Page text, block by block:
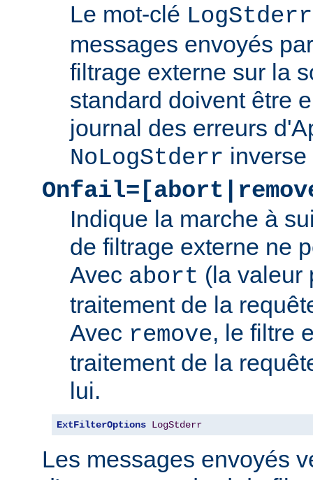
Le mot-clé LogStderr
messages envoyés
filtrage externe sur la
standard doivent être
journal des erreurs
NoLogStderr
Indique la marche à
de filtrage externe ne
Avec abort (la valeur
traitement de la
Avec remove, le filtre
traitement de la
lui.
ExtFilterOptions LogStderr
Les messages envoyés